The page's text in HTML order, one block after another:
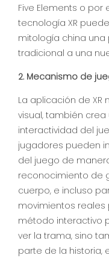
Five Elements o por
tecnología XR
mitología china una
tradicional a una
2. Mecanismo de
La aplicación de XR
visual, también
interactividad del
jugadores pueden
del juego de
reconocimiento de
cuerpo, e incluso
movimientos reales
método interactivo
ver la trama, sino
parte de la historia,